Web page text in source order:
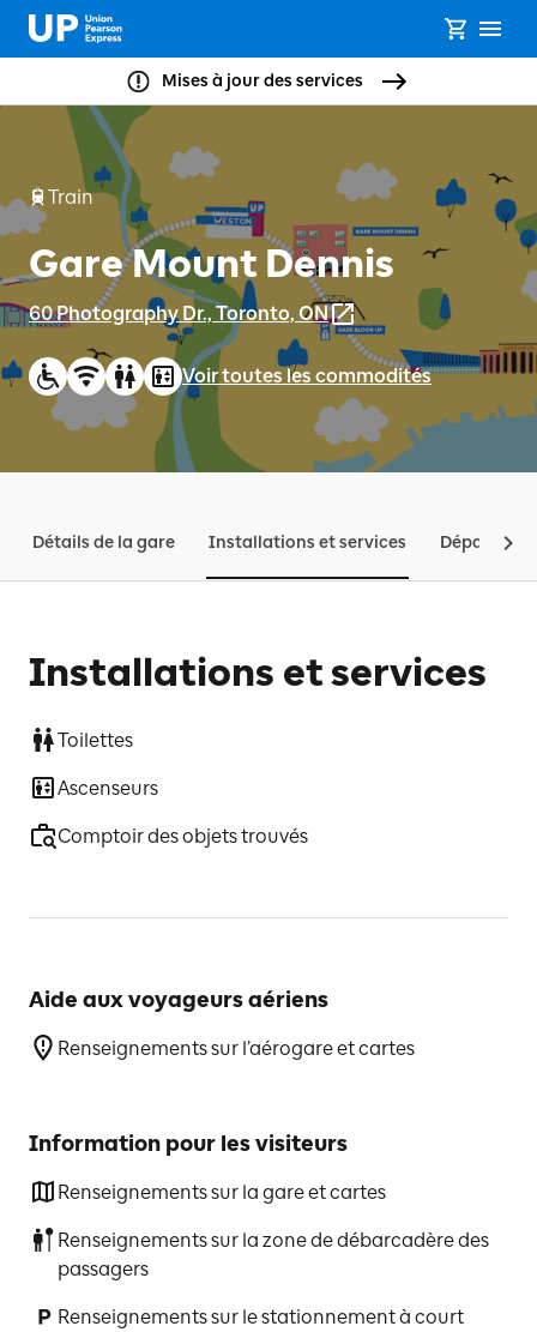
Mises à jour des services
Train
Gare Mount Dennis
60 Photography Dr., Toronto, ON
Voir toutes les commodités
Détails de la gare Installations et services Départs et
Installations et services
Toilettes
Ascenseurs
Comptoir des objets trouvés
Aide aux voyageurs aériens
Renseignements sur l’aérogare et cartes
Information pour les visiteurs
Renseignements sur la gare et cartes
Renseignements sur la zone de débarcadère des
passagers
Renseignements sur le stationnement à court